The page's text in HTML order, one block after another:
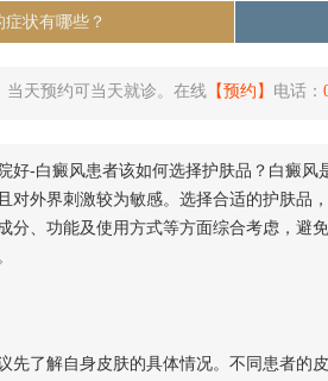
状有哪些？
当天预约可当天就诊。在线 【预约】 电话：
-白癜风患者该如何选择护肤品？白癜风
对外界刺激较为敏感。选择合适的护肤品
分、功能及使用方式等方面综合考虑，避
了解自身皮肤的具体情况。不同患者的